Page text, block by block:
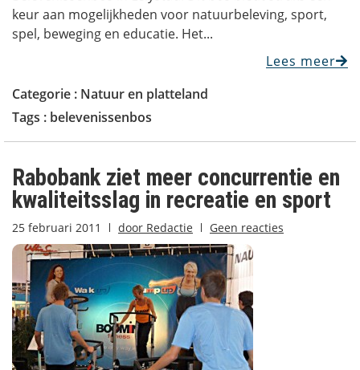
keur aan mogelijkheden voor natuurbeleving, sport,
spel, beweging en educatie. Het...
Lees meer
Categorie : Natuur en platteland
Tags : belevenissenbos
Rabobank ziet meer concurrentie en
kwaliteitsslag in recreatie en sport
25 februari 2011 door Redactie Geen reacties